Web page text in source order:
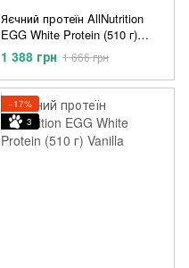
Яєчний протеїн AllNutrition
EGG White Protein (510 г)
Chocolate
1 388 грн 1 666 грн
−17%
3